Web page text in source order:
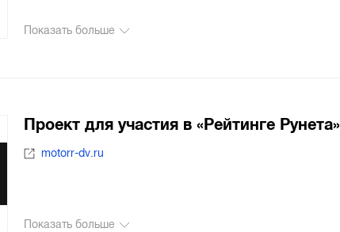
Показать больше
Проект для участия в «Рейтинге Рунета»
motorr-dv.ru
Показать больше